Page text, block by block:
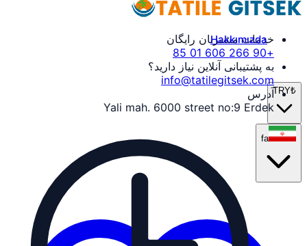
Hakkımızda
₺
TRY
fa
خدمات مشتریان رایگان
+90 266 606 01 85
به پشتیبانی آنلاین نیاز دارید؟
info@tatilegitsek.com
آدرس
Yali mah. 6000 street no:9 Erdek